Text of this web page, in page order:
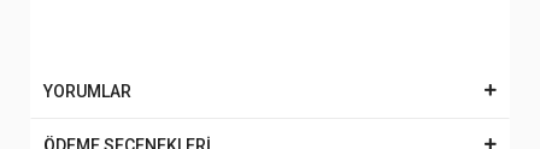
YORUMLAR